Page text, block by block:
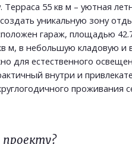
55 кв м – уютная
уникальную зону
гараж, площадью
м, в небольшую кладовую и
для естественного
внутри и
проживания
проекту?